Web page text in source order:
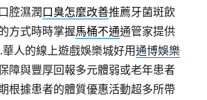
腔濕潤 口臭怎麼改善推薦牙菌斑飲
方式時時掌握馬桶不通通管家提供
人的線上遊戲娛樂城好用通博娛樂
障與豐厚回報多元體弱或老年患者
根據患者的體質優惠活動超多所帶